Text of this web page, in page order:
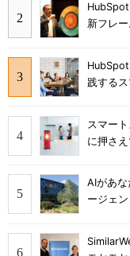
新フレ
践する
スマー
に押さ
AIがあ
ージェ